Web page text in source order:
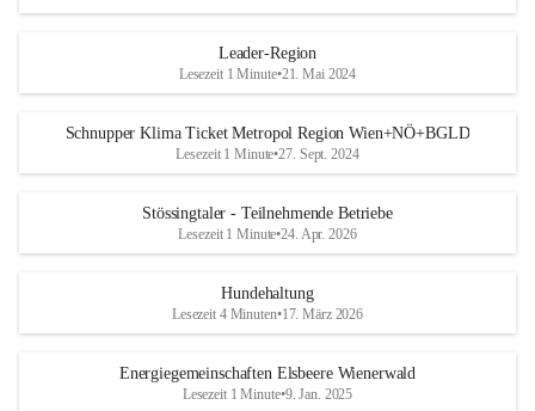
Leader-Region
Lesezeit 1 Minute•21. Mai 2024
Schnupper Klima Ticket Metropol Region Wien+NÖ+BGLD
Lesezeit 1 Minute•27. Sept. 2024
Stössingtaler - Teilnehmende Betriebe
Lesezeit 1 Minute•24. Apr. 2026
Hundehaltung
Lesezeit 4 Minuten•17. März 2026
Energiegemeinschaften Elsbeere Wienerwald
Lesezeit 1 Minute•9. Jan. 2025